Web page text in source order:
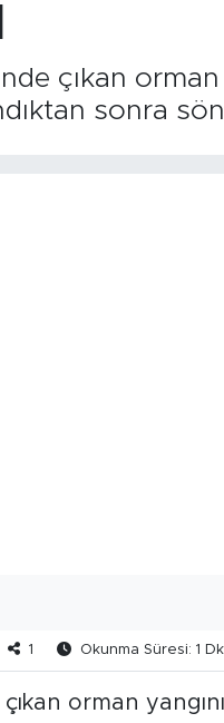
çıkan
sonra
1 Okunma Süresi: 1 Dk
orman